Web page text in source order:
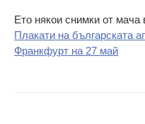
Ето някои снимки от
Плакати на българската
Франкфурт на 27 май